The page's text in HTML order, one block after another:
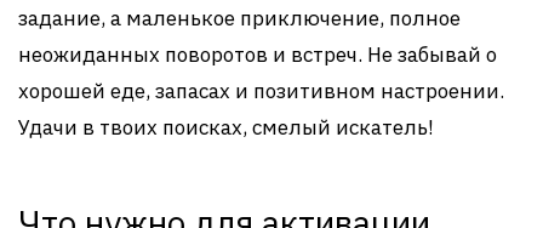
задание, а маленькое приключение, полное
неожиданных поворотов и встреч. Не забывай о
хорошей еде, запасах и позитивном настроении.
Удачи в твоих поисках, смелый искатель!